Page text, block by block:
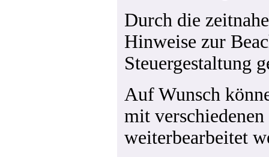
Durch die
Hinweise zur
Steuergestaltung
Auf Wunsch
mit
weiterbearbeitet